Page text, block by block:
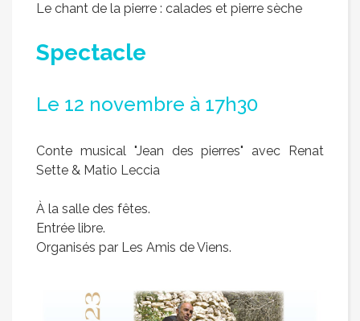
Le chant de la pierre : calades et pierre sèche
Spectacle
Le 12 novembre à 17h30
Conte musical "Jean des pierres" avec Renat
Sette & Matio Leccia
À la salle des fêtes.
Entrée libre.
Organisés par Les Amis de Viens.